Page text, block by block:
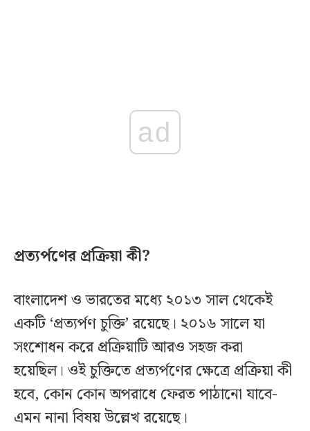
ad
প্রত্যর্পণের প্রক্রিয়া কী?
বাংলাদেশ ও ভারতের মধ্যে ২০১৩ সাল থেকেই
একটি ‘প্রত্যর্পণ চুক্তি’ রয়েছে। ২০১৬ সালে যা
সংশোধন করে প্রক্রিয়াটি আরও সহজ করা
হয়েছিল। ওই চুক্তিতে প্রত্যর্পণের ক্ষেত্রে প্রক্রিয়া কী
হবে, কোন কোন অপরাধে ফেরত পাঠানো যাবে-
এমন নানা বিষয় উল্লেখ রয়েছে।